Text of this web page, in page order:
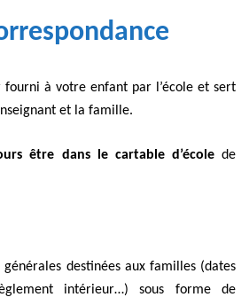
fourni à votre enfant par l’école et sert
et la famille.
être dans le cartable d’écolede
générales destinées aux familles (dates
intérieur…) sous forme de